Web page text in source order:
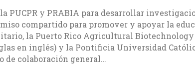
PUCPR y PRABIA para desarrollar
compartido para promover y apoyar la
la Puerto Rico Agricultural
en inglés) y la Pontificia Universidad
de colaboración general…